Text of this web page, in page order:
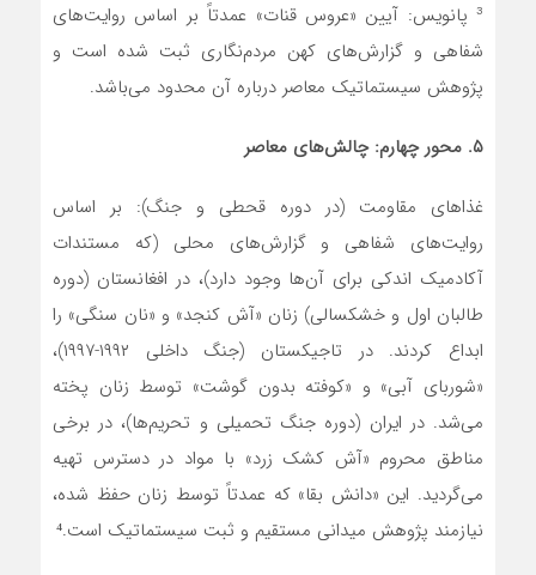
³ پانویس: آیین «عروس قنات» عمدتاً بر اساس روایت‌های
شفاهی و گزارش‌های کهن مردم‌نگاری ثبت شده است و
پژوهش سیستماتیک معاصر درباره آن محدود می‌باشد.
۵. محور چهارم: چالش های معاصر
غذاهای مقاومت (در دوره قحطی و جنگ): بر اساس
روایت‌های شفاهی و گزارش‌های محلی (که مستندات
آکادمیک اندکی برای آن‌ها وجود دارد)، در افغانستان (دوره
طالبان اول و خشکسالی) زنان «آش کنجد» و «نان سنگی» را
ابداع کردند. در تاجیکستان (جنگ داخلی ۱۹۹۲-۱۹۹۷)،
«شوربای آبی» و «کوفته بدون گوشت» توسط زنان پخته
می‌شد. در ایران (دوره جنگ تحمیلی و تحریم‌ها)، در برخی
مناطق محروم «آش کشک زرد» با مواد در دسترس تهیه
می‌گردید. این «دانش بقا» که عمدتاً توسط زنان حفظ شده،
نیازمند پژوهش میدانی مستقیم و ثبت سیستماتیک است.⁴